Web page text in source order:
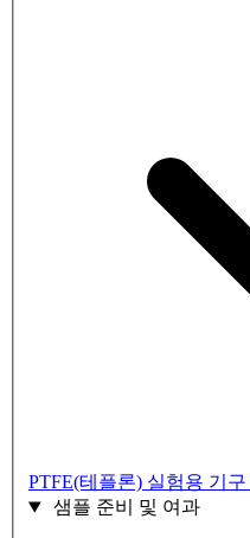
PTFE(테플론) 실험용 기구
샘플 준비 및 여과